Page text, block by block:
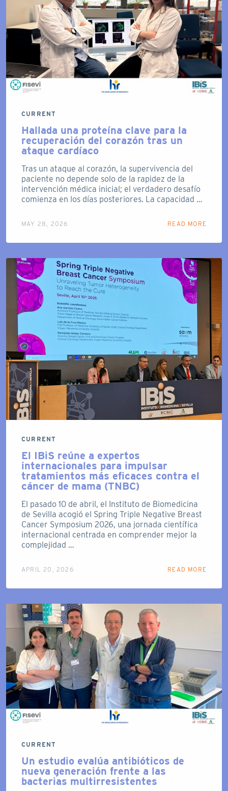
CURRENT
Hallada una proteína clave para la
recuperación del corazón tras un
ataque cardíaco
Tras un ataque al corazón, la supervivencia del
paciente no depende solo de la rapidez de la
intervención médica inicial; el verdadero desafío
comienza en los días posteriores. La capacidad …
MAY 28, 2026 READ MORE
CURRENT
El IBiS reúne a expertos
internacionales para impulsar
tratamientos más eficaces contra el
cáncer de mama (TNBC)
El pasado 10 de abril, el Instituto de Biomedicina
de Sevilla acogió el Spring Triple Negative Breast
Cancer Symposium 2026, una jornada científica
internacional centrada en comprender mejor la
complejidad …
APRIL 20, 2026 READ MORE
CURRENT
Un estudio evalúa antibióticos de
nueva generación frente a las
bacterias multirresistentes